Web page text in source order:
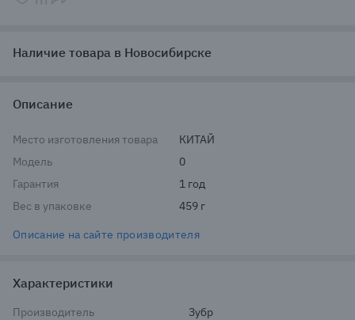
Наличие товара в Новосибирске
Описание
Место изготовления товара
КИТАЙ
Модель
0
Гарантия
1 год
Вес в упаковке
459 г
Описание на сайте производителя
Характеристики
Производитель
Зубр